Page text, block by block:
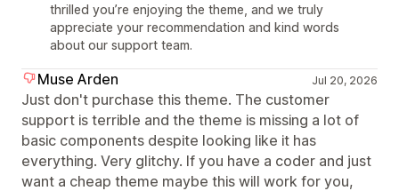
thrilled you’re enjoying the theme, and we truly
appreciate your recommendation and kind words
about our support team.
Muse Arden Jul 20, 2026
Just don't purchase this theme. The customer
support is terrible and the theme is missing a lot of
basic components despite looking like it has
everything. Very glitchy. If you have a coder and just
want a cheap theme maybe this will work for you,